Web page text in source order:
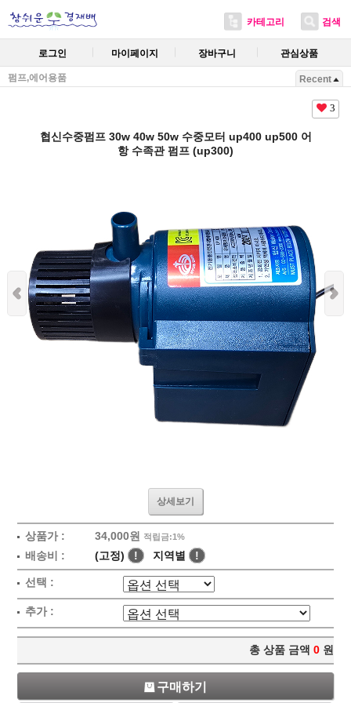
카테고리 검색
로그인 마이페이지 장바구니 관심상품
펌프,에어용품 Recent
3
협신수중펌프 30w 40w 50w 수중모터 up400 up500 어
항 수족관 펌프 (up300)
상세보기
상품가 : 34,000원 적립금:1%
배송비 : (고정) ! 지역별 !
선택 :
추가 :
총 상품 금액 0 원
구매하기